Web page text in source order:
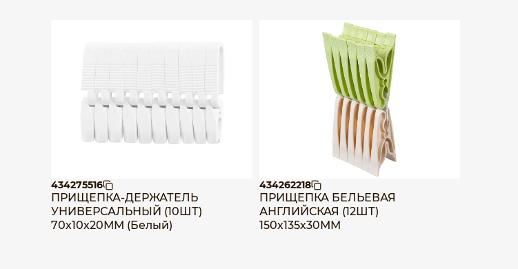
434275516
ПРИЩЕПКА-ДЕРЖАТЕЛЬ
УНИВЕРСАЛЬНЫЙ (10ШТ)
70х10х20ММ (Белый)
434262218
ПРИЩЕПКА БЕЛЬЕВАЯ
АНГЛИЙСКАЯ (12ШТ)
150х135х30ММ